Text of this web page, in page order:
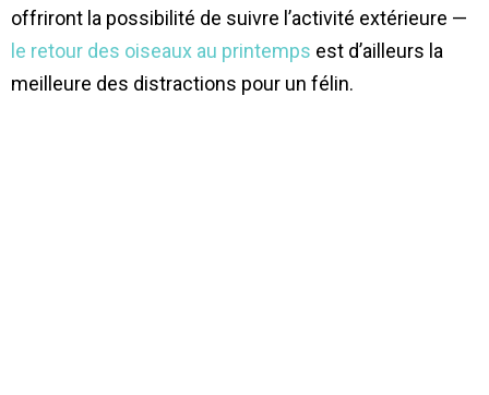
offriront la possibilité de suivre l’activité extérieure —
le retour des oiseaux au printemps est d’ailleurs la
meilleure des distractions pour un félin.